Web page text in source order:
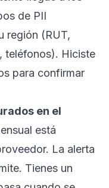
de PII
región (RUT,
teléfonos). Hiciste
para confirmar
en el
está
La alerta
Tienes un